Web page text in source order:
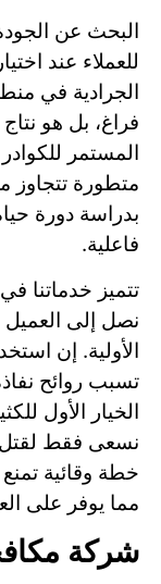
البحث عن
للعملاء عند
الجرادية في
فراغ، بل هو
المستمر
متطورة تتجاوز
بدراسة دورة
فاعلية.
تتميز خدماتنا
نصل إلى
الأولية. إن
تسبب روائح
الخيار الأول
نسعى فقط لقتل
خطة وقائية
مما يوفر على
شركة